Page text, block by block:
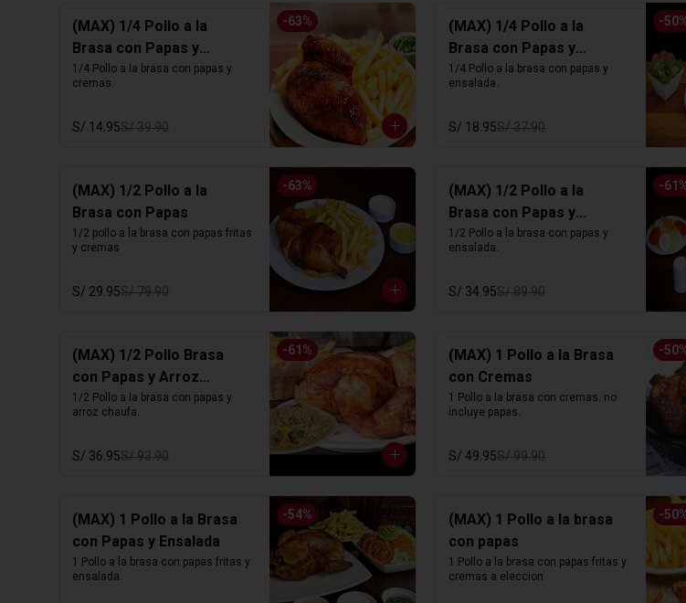
-63%
(MAX) 1/4 Pollo a la
Brasa con Papas y
Cremas
1/4 Pollo a la brasa con papas y
cremas.
S/ 14.95S/ 39.90
-50
(MAX) 1/4 Pollo a la
Brasa con Papas y
Ensalada
1/4 Pollo a la brasa con papas y
ensalada.
S/ 18.95S/ 37.90
-63%
(MAX) 1/2 Pollo a la
Brasa con Papas
1/2 pollo a la brasa con papas fritas
y cremas
S/ 29.95S/ 79.90
-61
(MAX) 1/2 Pollo a la
Brasa con Papas y
Ensalada
1/2 Pollo a la brasa con papas y
ensalada.
S/ 34.95S/ 89.90
-61 %
(MAX) 1/2 Pollo Brasa
con Papas y Arroz
Chaufa
1/2 Pollo a la brasa con papas y
arroz chaufa.
S/ 36.95S/ 93.90
-50
(MAX) 1 Pollo a la Brasa
con Cremas
1 Pollo a la brasa con cremas. no
incluye papas.
S/ 49.95S/ 99.90
-54%
(MAX) 1 Pollo a la Brasa
con Papas y Ensalada
1 Pollo a la brasa con papas fritas y
ensalada.
-50
(MAX) 1 Pollo a la brasa
con papas
1 Pollo a la brasa con papas fritas y
cremas a eleccion